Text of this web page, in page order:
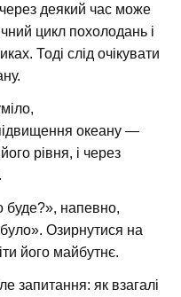
деякий час може
цикл похолодань і
Тоді слід очікувати
океану —
рівня, і через
буде?», напевно,
Озирнутися на
його майбутнє.
запитання: як взагалі